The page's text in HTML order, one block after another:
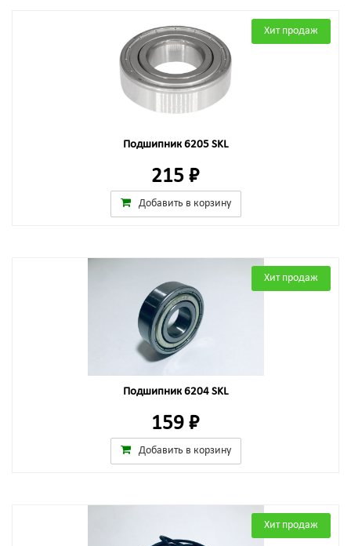
Хит продаж
Подшипник 6205 SKL
215 ₽
Добавить в корзину
Хит продаж
Подшипник 6204 SKL
159 ₽
Добавить в корзину
Хит продаж